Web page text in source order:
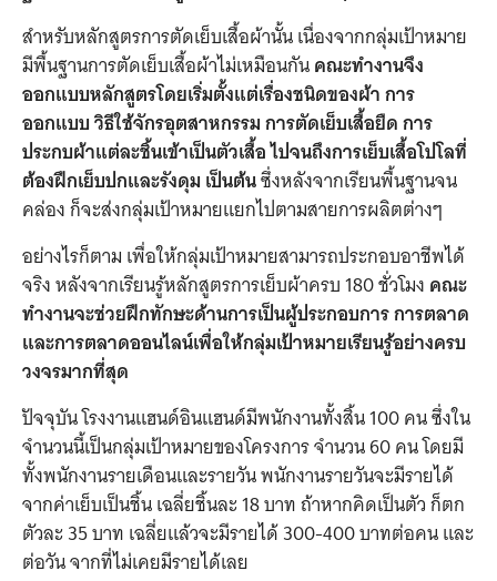
สำหรับหลักสูตรการตัดเย็บเสื้อผ้านั้น เนื่องจากกลุ่มเป้าหมาย
มีพื้นฐานการตัดเย็บเสื้อผ้าไม่เหมือนกันคณะทำงานจึง
ออกแบบหลักสูตรโดยเริ่มตั้งแต่เรื่องชนิดของผ้า การ
ออกแบบ วิธีใช้จักรอุตสาหกรรม การตัดเย็บเสื้อยืด การ
ประกบผ้าแต่ละชิ้นเข้าเป็นตัวเสื้อ ไปจนถึงการเย็บเสื้อโปโลที่
ต้องฝึกเย็บปกและรังดุม เป็นต้นซึ่งหลังจากเรียนพื้นฐานจน
คล่อง ก็จะส่งกลุ่มเป้าหมายแยกไปตามสายการผลิตต่างๆ
อย่างไรก็ตาม เพื่อให้กลุ่มเป้าหมายสามารถประกอบอาชีพได้
จริง หลังจากเรียนรู้หลักสูตรการเย็บผ้าครบ 180 ชั่วโมง คณะ
ทำงานจะช่วยฝึกทักษะด้านการเป็นผู้ประกอบการ การตลาด
และการตลาดออนไลน์เพื่อให้กลุ่มเป้าหมายเรียนรู้อย่างครบ
วงจรมากที่สุด
ปัจจุบัน โรงงานแฮนด์อินแฮนด์มีพนักงานทั้งสิ้น 100 คน ซึ่งใน
จำนวนนี้เป็นกลุ่มเป้าหมายของโครงการ จำนวน 60 คน โดยมี
ทั้งพนักงานรายเดือนและรายวัน พนักงานรายวันจะมีรายได้
จากค่าเย็บเป็นชิ้น เฉลี่ยชิ้นละ 18 บาท ถ้าหากคิดเป็นตัว ก็ตก
ตัวละ 35 บาท เฉลี่ยแล้วจะมีรายได้ 300-400 บาทต่อคน และ
ต่อวัน จากที่ไม่เคยมีรายได้เลย